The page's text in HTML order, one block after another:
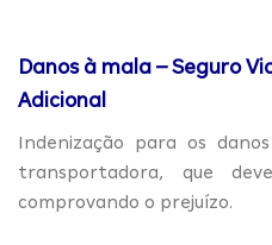
Danos à mala – Seguro
Adicional
Indenização para os
transportadora, que
comprovando o prejuízo.